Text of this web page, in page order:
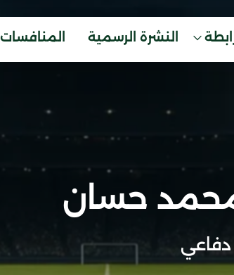
النشرة الرسمية المنافسات
حسان